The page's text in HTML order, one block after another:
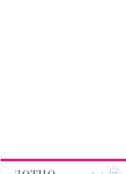
эцсийн гэрээг
барилга
үргэлжилж байна